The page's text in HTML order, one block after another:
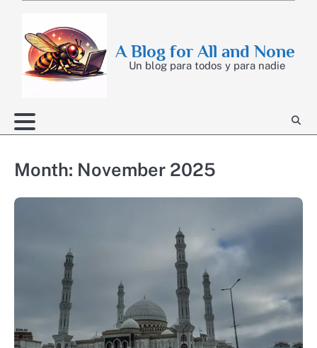
content
A Blog for All and None
Un blog para todos y para nadie
Month: November 2025